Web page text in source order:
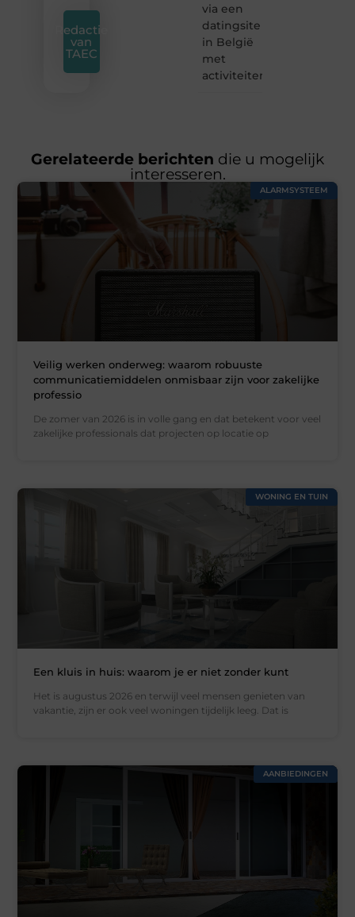
Redactie
van
TAEC
via een
datingsite
in België
met
activiteiten
Gerelateerde berichten die u mogelijk
interesseren.
ALARMSYSTEEM
Veilig werken onderweg: waarom robuuste
communicatiemiddelen onmisbaar zijn voor zakelijke
professio
De zomer van 2026 is in volle gang en dat betekent voor veel
zakelijke professionals dat projecten op locatie op
WONING EN TUIN
Een kluis in huis: waarom je er niet zonder kunt
Het is augustus 2026 en terwijl veel mensen genieten van
vakantie, zijn er ook veel woningen tijdelijk leeg. Dat is
AANBIEDINGEN